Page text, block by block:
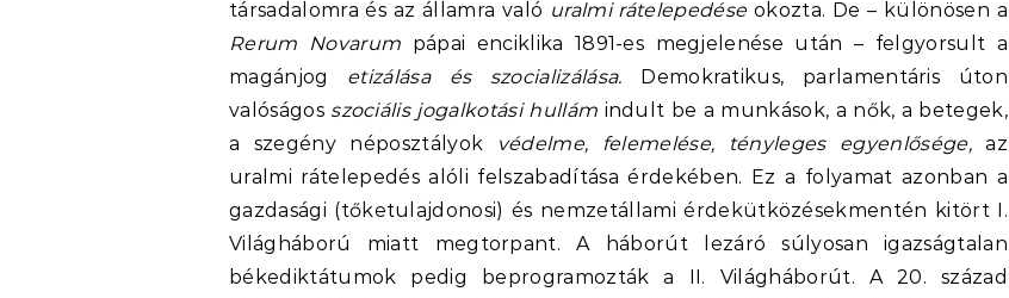
társadalomra és az államra való uralmi rátelepedése okozta. De – különösen a
Rerum Novarum pápai enciklika 1891-es megjelenése után – felgyorsult a
magánjog etizálása és szocializálása. Demokratikus, parlamentáris úton
valóságos szociális jogalkotási hullám indult be a munkások, a nők, a betegek,
a szegény néposztályok
védelme, felemelése, tényleges egyenlősége,az
uralmi rátelepedés alóli felszabadítása érdekében. Ez a folyamat azonban a
gazdasági (tőketulajdonosi) és nemzetállami érdekütközésekmentén kitört I.
Világháború miatt megtorpant. A háborút lezáró súlyosan igazságtalan
békediktátumok pedig beprogramozták a II. Világháborút. A 20. század